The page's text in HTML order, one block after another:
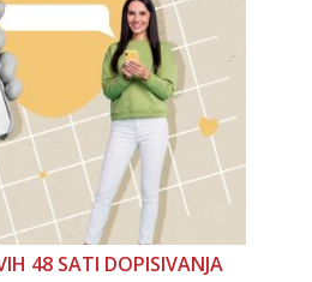
48 SATI DOPISIVANJA